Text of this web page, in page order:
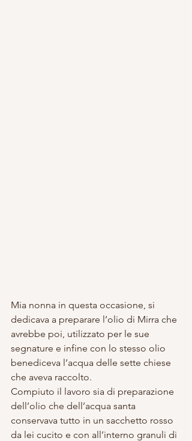
Mia nonna in questa occasione, si
dedicava a preparare l’olio di Mirra che
avrebbe poi, utilizzato per le sue
segnature e infine con lo stesso olio
benediceva l’acqua delle sette chiese
che aveva raccolto.
Compiuto il lavoro sia di preparazione
dell’olio che dell’acqua santa
conservava tutto in un sacchetto rosso
da lei cucito e con all’interno granuli di